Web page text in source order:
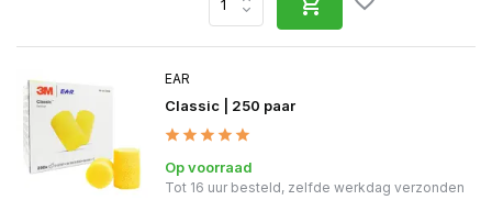
EAR
Classic | 250 paar
Op voorraad
Tot 16 uur besteld, zelfde werkdag verzonden